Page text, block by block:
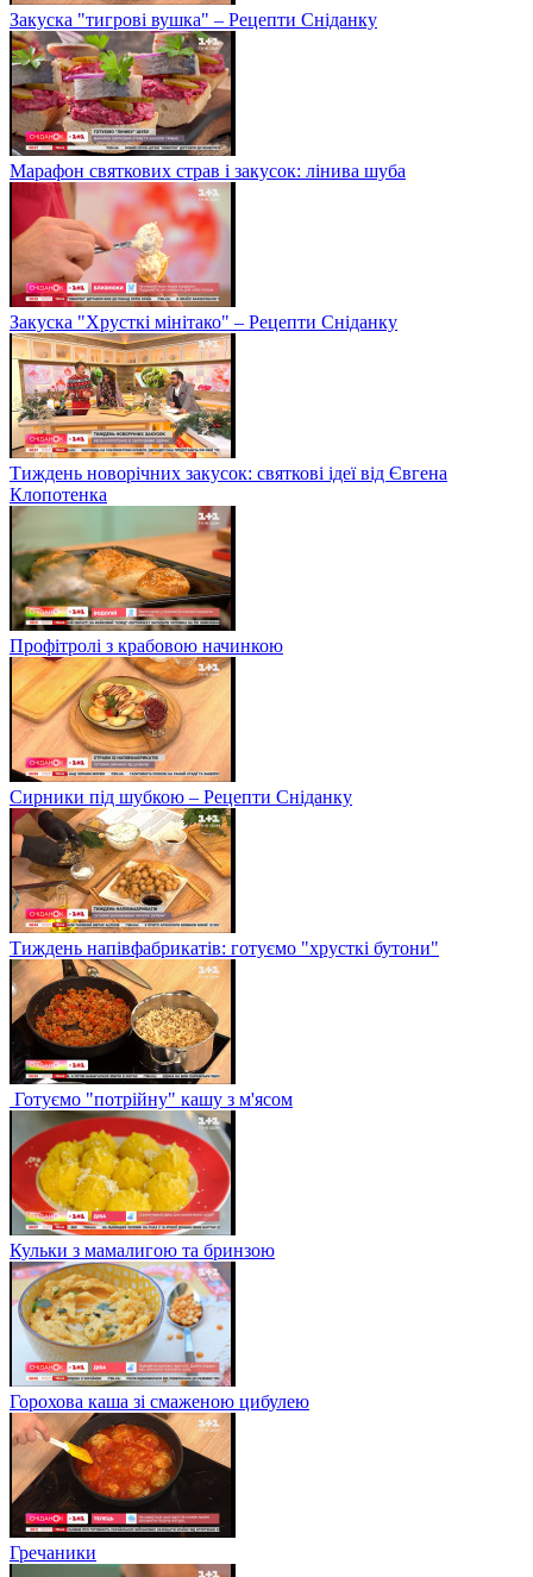
Закуска "тигрові вушка" – Рецепти Сніданку
Марафон святкових страв і закусок: лінива шуба
Закуска "Хрусткі мінітако" – Рецепти Сніданку
Тиждень новорічних закусок: святкові ідеї від Євгена
Клопотенка
Профітролі з крабовою начинкою
Сирники під шубкою – Рецепти Сніданку
Тиждень напівфабрикатів: готуємо "хрусткі бутони"
Готуємо "потрійну" кашу з м'ясом
Кульки з мамалигою та бринзою
Горохова каша зі смаженою цибулею
Гречаники